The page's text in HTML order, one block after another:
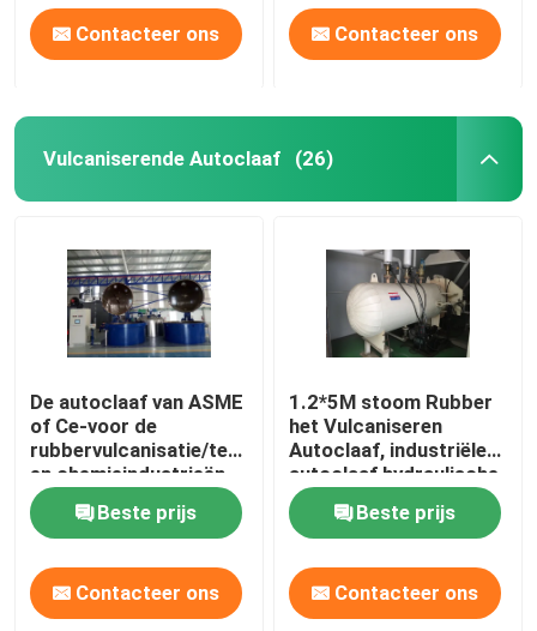
Contacteer ons Contacteer ons
Vulcaniserende Autoclaaf (26)
De autoclaaf van ASME
of Ce-voor de
rubbervulcanisatie/textiel/kabel
en chemieindustrieën
Beste prijs
Contacteer ons
1.2*5M stoom Rubber
het Vulcaniseren
Autoclaaf, industriële
autoclaaf hydraulische
druk
Beste prijs
Contacteer ons